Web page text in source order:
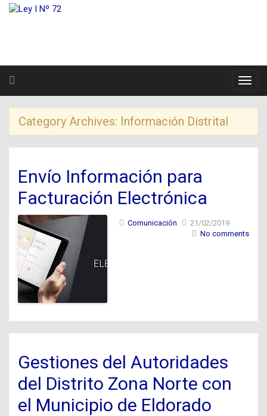
Category Archives: Información Distrital
Envío Información para
Facturación Electrónica
Comunicación
21/02/2019
No comments
Gestiones del Autoridades
del Distrito Zona Norte con
el Municipio de Eldorado